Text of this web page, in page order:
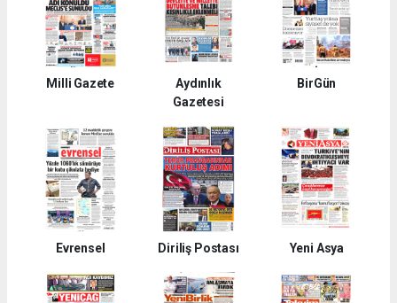
Milli Gazete
Aydınlık
Gazetesi
BirGün
Evrensel Diriliş Postası Yeni Asya